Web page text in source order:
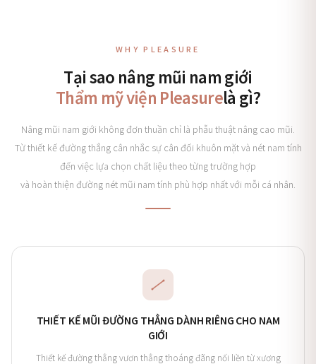
WHY PLEASURE
Tại sao nâng mũi nam giới
Thẩm mỹ viện Pleasurelà gì?
Nâng mũi nam giới không đơn thuần chỉ là phẫu thuật nâng cao mũi.
Từ thiết kế đường thẳng cân nhắc sự cân đối khuôn mặt và nét nam tính
đến việc lựa chọn chất liệu theo từng trường hợp
và hoàn thiện đường nét mũi nam tính phù hợp nhất với mỗi cá nhân.
THIẾT KẾ MŨI ĐƯỜNG THẲNG DÀNH RIÊNG CHO NAM
GIỚI
Thiết kế đường thẳng vươn thẳng thoáng đãng nối liền từ xương